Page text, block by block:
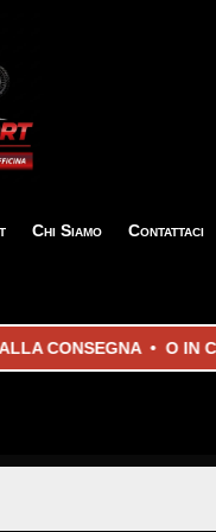
Chi Siamo Contattaci
• O IN COMODE